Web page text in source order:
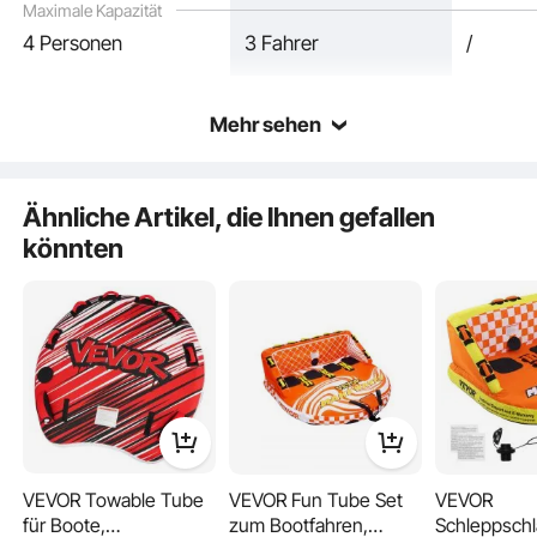
Bauchlage
Wesentliche Merkmale
Maximale Kapazität
4 Personen 3 Fahrer /
Mehr sehen
Ähnliche Artikel, die Ihnen gefallen
könnten
VEVOR Towable Tube
für Boote,
VEVOR Fun Tube Set
zum Bootfahren,
VEVOR